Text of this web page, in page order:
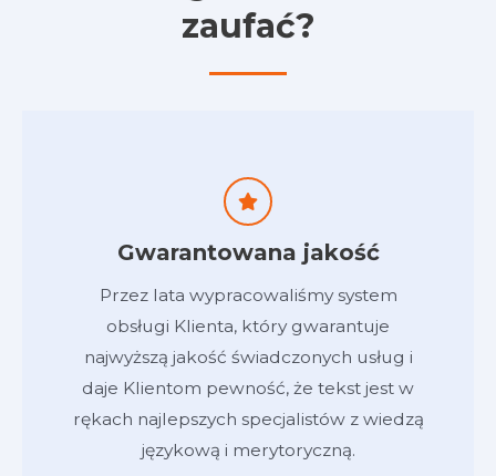
zaufać?
Gwarantowana jakość
Przez lata wypracowaliśmy system
obsługi Klienta, który gwarantuje
najwyższą jakość świadczonych usług i
daje Klientom pewność, że tekst jest w
rękach najlepszych specjalistów z wiedzą
językową i merytoryczną.